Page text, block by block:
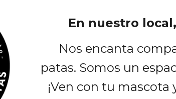
En nuestro
Nos encanta
patas. Somos un
¡Ven con tu